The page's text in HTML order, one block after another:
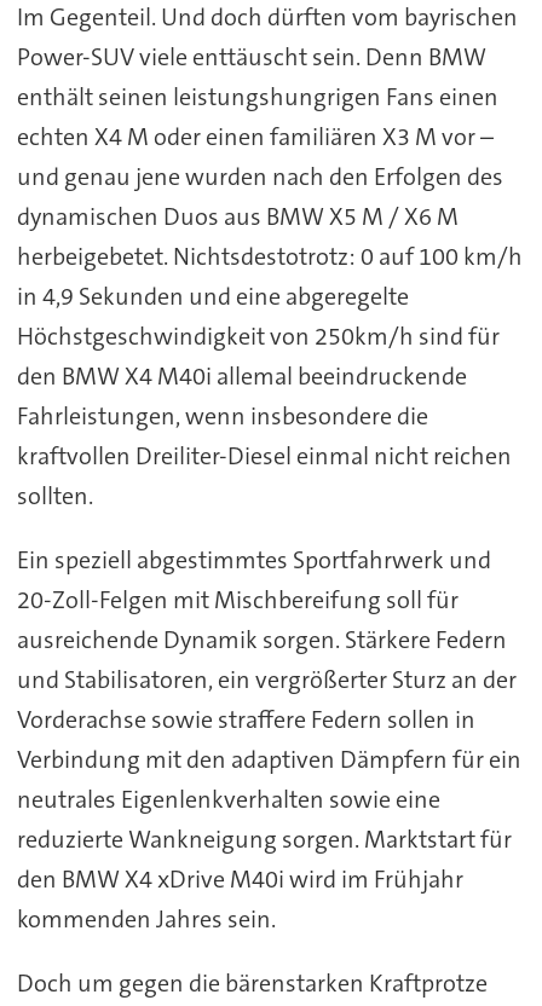
Im Gegenteil. Und doch dürften vom bayrischen
Power-SUV viele enttäuscht sein. Denn BMW
enthält seinen leistungshungrigen Fans einen
echten X4 M oder einen familiären X3 M vor –
und genau jene wurden nach den Erfolgen des
dynamischen Duos aus BMW X5 M / X6 M
herbeigebetet. Nichtsdestotrotz: 0 auf 100 km/h
in 4,9 Sekunden und eine abgeregelte
Höchstgeschwindigkeit von 250km/h sind für
den BMW X4 M40i allemal beeindruckende
Fahrleistungen, wenn insbesondere die
kraftvollen Dreiliter-Diesel einmal nicht reichen
sollten.
Ein speziell abgestimmtes Sportfahrwerk und
20-Zoll-Felgen mit Mischbereifung soll für
ausreichende Dynamik sorgen. Stärkere Federn
und Stabilisatoren, ein vergrößerter Sturz an der
Vorderachse sowie straffere Federn sollen in
Verbindung mit den adaptiven Dämpfern für ein
neutrales Eigenlenkverhalten sowie eine
reduzierte Wankneigung sorgen. Marktstart für
den BMW X4 xDrive M40i wird im Frühjahr
kommenden Jahres sein.
Doch um gegen die bärenstarken Kraftprotze